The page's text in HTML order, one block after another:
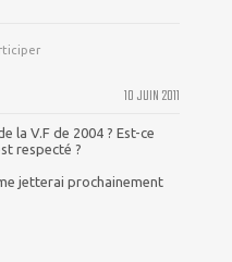
10 JUIN 2011
la V.F de 2004 ? Est-ce
respecté ?
jetterai prochainement